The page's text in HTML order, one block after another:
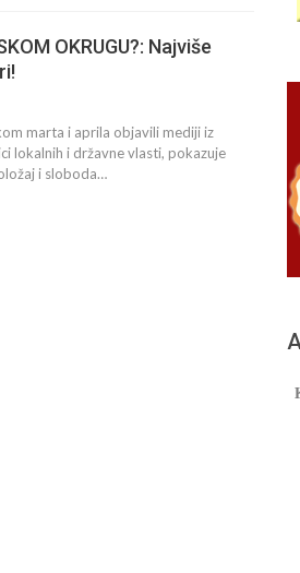
OKRUGU?: Najviše
marta i aprila objavili mediji iz
lokalnih i državne vlasti, pokazuje
i sloboda…